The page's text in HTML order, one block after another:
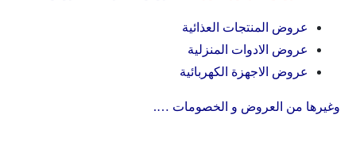
عروض المنتجات العذائية
عروض الادوات المنزلية
عروض الاجهزة الكهربائية
وغيرها من العروض و الخصومات ….